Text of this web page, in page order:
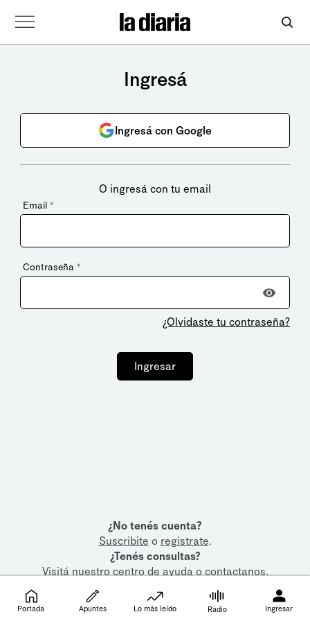
Ingresá
Ingresá con Google
O ingresá con tu email
Email *
Contraseña *
¿Olvidaste tu contraseña?
Ingresar
¿No tenés cuenta?
Suscribite o registrate.
¿Tenés consultas?
Visitá nuestrocentro de ayudaocontactanos.
Portada Apuntes Lo más leído Radio Ingresar